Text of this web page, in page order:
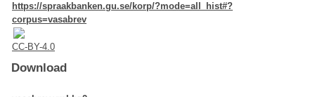
https://spraakbanken.gu.se/korp/?mode=all_hist#?
corpus=vasabrev
CC-BY-4.0
Download